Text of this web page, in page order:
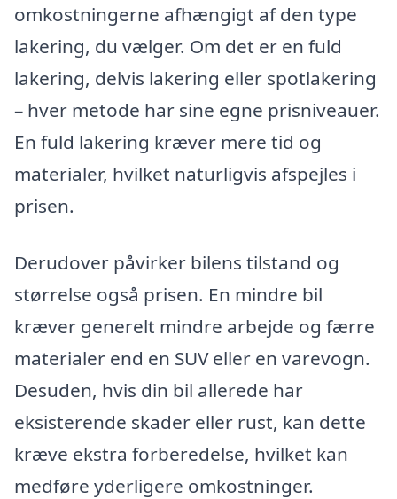
omkostningerne afhængigt af den type
lakering, du vælger. Om det er en fuld
lakering, delvis lakering eller spotlakering
– hver metode har sine egne prisniveauer.
En fuld lakering kræver mere tid og
materialer, hvilket naturligvis afspejles i
prisen.
Derudover påvirker bilens tilstand og
størrelse også prisen. En mindre bil
kræver generelt mindre arbejde og færre
materialer end en SUV eller en varevogn.
Desuden, hvis din bil allerede har
eksisterende skader eller rust, kan dette
kræve ekstra forberedelse, hvilket kan
medføre yderligere omkostninger.